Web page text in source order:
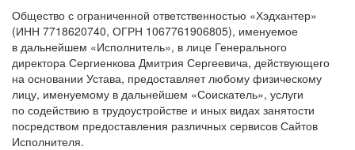
Общество с ограниченной ответственностью «Хэдхантер»
(ИНН 7718620740, ОГРН 1067761906805), именуемое
в дальнейшем «Исполнитель», в лице Генерального
директора Сергиенкова Дмитрия Сергеевича, действующего
на основании Устава, предоставляет любому физическому
лицу, именуемому в дальнейшем «Соискатель», услуги
по содействию в трудоустройстве и иных видах занятости
посредством предоставления различных сервисов Сайтов
Исполнителя.